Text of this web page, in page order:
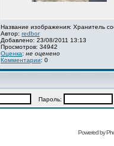
Название изображения: Хранитель
Автор: redbor
Добавлено: 23/08/2011 13:13
Просмотров: 34942
Оценка: не оценено
Комментарии: 0
Пароль:
Powered by